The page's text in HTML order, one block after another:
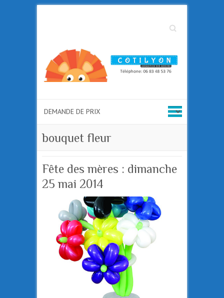
Search
bouquet fleur
Fête des mères : dimanche
25 mai 2014